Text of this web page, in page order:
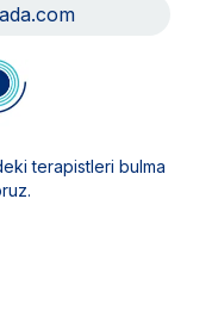
terapistleri bulma